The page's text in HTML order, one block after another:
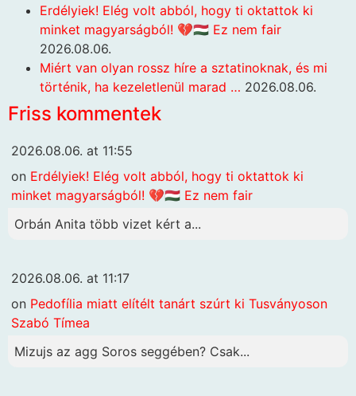
Erdélyiek! Elég volt abból, hogy ti oktattok ki
minket magyarságból! 💔🇭🇺 Ez nem fair
2026.08.06.
Miért van olyan rossz híre a sztatinoknak, és mi
történik, ha kezeletlenül marad … 2026.08.06.
Friss kommentek
2026.08.06. at 11:55
on Erdélyiek! Elég volt abból, hogy ti oktattok ki
minket magyarságból! 💔🇭🇺 Ez nem fair
Orbán Anita több vizet kért a...
2026.08.06. at 11:17
on Pedofília miatt elítélt tanárt szúrt ki Tusványoson
Szabó Tímea
Mizujs az agg Soros seggében? Csak...